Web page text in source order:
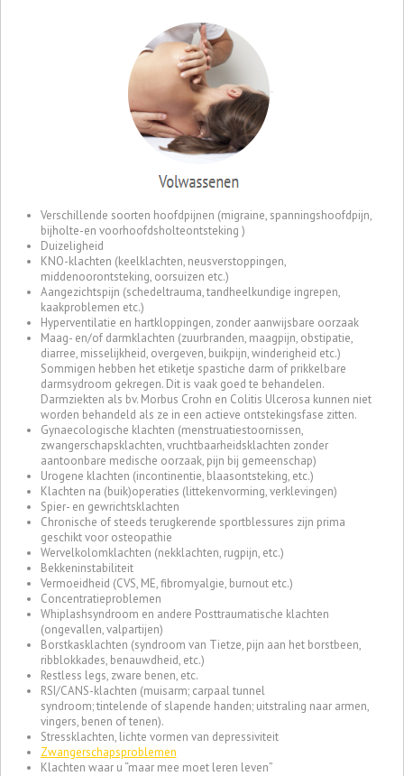
Verschillende soorten hoofdpijnen (migraine, spanningshoofdpijn,
bijholte-en voorhoofdsholteontsteking )
Duizeligheid
KNO-klachten (keelklachten, neusverstoppingen,
middenoorontsteking, oorsuizen etc.)
Aangezichtspijn (schedeltrauma, tandheelkundige ingrepen,
kaakproblemen etc.)
Hyperventilatie en hartkloppingen, zonder aanwijsbare oorzaak
Maag- en/of darmklachten (zuurbranden, maagpijn, obstipatie,
diarree, misselijkheid, overgeven, buikpijn, winderigheid etc.)
Sommigen hebben het etiketje spastiche darm of prikkelbare
darmsydroom gekregen. Dit is vaak goed te behandelen.
Darmziekten als bv. Morbus Crohn en Colitis Ulcerosa kunnen niet
worden behandeld als ze in een actieve ontstekingsfase zitten.
Gynaecologische klachten (menstruatiestoornissen,
zwangerschapsklachten, vruchtbaarheidsklachten zonder
aantoonbare medische oorzaak, pijn bij gemeenschap)
Urogene klachten (incontinentie, blaasontsteking, etc.)
Klachten na (buik)operaties (littekenvorming, verklevingen)
Spier- en gewrichtsklachten
Chronische of steeds terugkerende sportblessures zijn prima
geschikt voor osteopathie
Wervelkolomklachten (nekklachten, rugpijn, etc.)
Bekkeninstabiliteit
Vermoeidheid (CVS, ME, fibromyalgie, burnout etc.)
Concentratieproblemen
Whiplashsyndroom en andere Posttraumatische klachten
(ongevallen, valpartijen)
Borstkasklachten (syndroom van Tietze, pijn aan het borstbeen,
ribblokkades, benauwdheid, etc.)
Restless legs, zware benen, etc.
RSI/CANS-klachten (muisarm; carpaal tunnel
syndroom; tintelende of slapende handen; uitstraling naar armen,
vingers, benen of tenen).
Stressklachten, lichte vormen van depressiviteit
Zwangerschapsproblemen
Klachten waar u “maar mee moet leren leven”